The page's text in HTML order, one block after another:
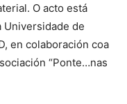
O acto está
Universidade de
en colaboración coa
“Ponte…nas